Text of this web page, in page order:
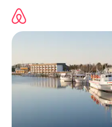
direct
naar
inhoud